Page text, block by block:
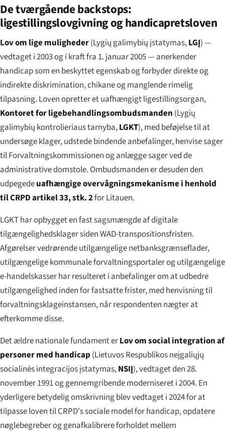
De tværgående backstops:
ligestillingslovgivning og handicapretsloven
Lov om lige muligheder(Lygių galimybių įstatymas,LGĮ) —
vedtaget i 2003 og i kraft fra 1. januar 2005 — anerkender
handicap som en beskyttet egenskab og forbyder direkte og
indirekte diskrimination, chikane og manglende rimelig
tilpasning. Loven opretter et uafhængigt ligestillingsorgan,
Kontoret for ligebehandlingsombudsmanden (Lygių
galimybių kontrolieriaus tarnyba,LGKT), med beføjelse til at
undersøge klager, udstede bindende anbefalinger, henvise sager
til Forvaltningskommissionen og anlægge sager ved de
administrative domstole. Ombudsmanden er desuden den
udpegedeuafhængige overvågningsmekanisme i henhold
til CRPD artikel 33, stk. 2for Litauen.
LGKT har opbygget en fast sagsmængde af digitale
tilgængelighedsklager siden WAD-transpositionsfristen.
Afgørelser vedrørende utilgængelige netbanksgrænseflader,
utilgængelige kommunale forvaltningsportaler og utilgængelige
e-handelskasser har resulteret i anbefalinger om at udbedre
utilgængelighed inden for fastsatte frister, med henvisning til
forvaltningsklageinstansen, når respondenten nægter at
efterkomme disse.
Det ældre nationale fundament erLov om social integration af
personer med handicap (Lietuvos Respublikos neįgaliųjų
socialinės integracijos įstatymas,NSIĮ), vedtaget den 28.
november 1991 og gennemgribende moderniseret i 2004. En
yderligere betydelig omskrivning blev vedtaget i 2024 for at
tilpasse loven til CRPD's sociale model for handicap, opdatere
nøglebegreber og genafkalibrere forholdet mellem